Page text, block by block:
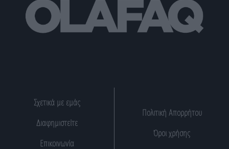
Σχετικά με εμάς
Διαφημιστείτε
Επικοινωνία
Πολιτική Απορρήτου
Όροι χρήσης